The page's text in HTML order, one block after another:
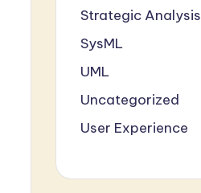
Strategic Analysis
SysML
UML
Uncategorized
User Experience